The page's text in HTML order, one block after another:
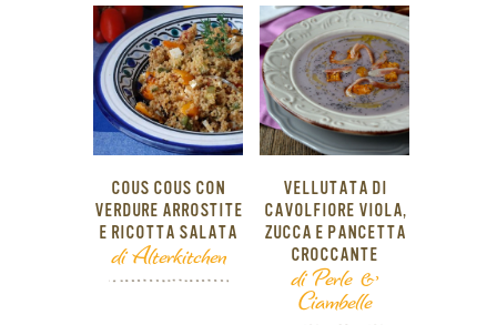
COUS COUS CON
VERDURE ARROSTITE
E RICOTTA SALATA
di Alterkitchen
VELLUTATA DI
CAVOLFIORE VIOLA,
ZUCCA E PANCETTA
CROCCANTE
di Perle &
Ciambelle